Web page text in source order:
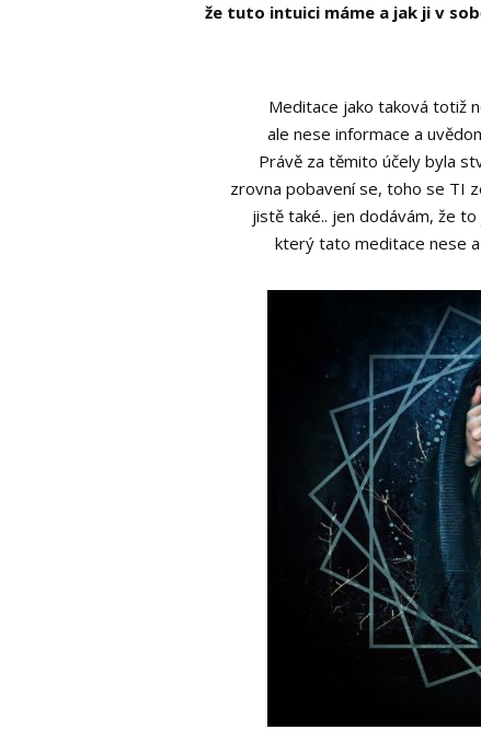
že tuto intuici máme a jak ji v
Meditace jako taková totiž
ale nese informace a
Právě za těmito účely byla
zrovna pobavení se, toho se TI
jistě také.. jen dodávám, že
který tato meditace nese